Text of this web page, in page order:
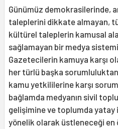
Günümüz demokrasilerinde,
taleplerini dikkate al­mayan,
kültürel taleplerin kamusal
sağlamayan bir medya
Gazetecilerin kamuya karşı
her türlü baş­ka
kamu yetkililerine karşı
bağlamda medyanın sivil
gelişimine ve toplumda
yönelik olarak üstleneceği en